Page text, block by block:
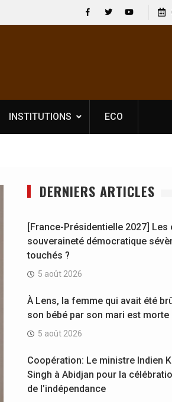
se
[France-Présidentielle 2027] Les
souveraineté démocratique
INSTITUTIONS ECO
DERNIERS ARTICLES
[France-Présidentielle 2027] Les
souveraineté démocratique
touchés ?
5 août 2026
À Lens, la femme qui avait été
son bébé par son mari est morte
5 août 2026
Coopération: Le ministre Indien
Singh à Abidjan pour la
de l’indépendance